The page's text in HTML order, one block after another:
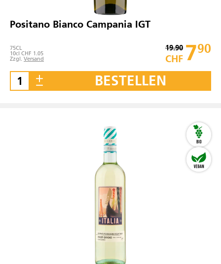
Positano Bianco Campania IGT
75CL
10cl CHF 1.05
Zzgl. Versand
19.90
CHF 790
BESTELLEN